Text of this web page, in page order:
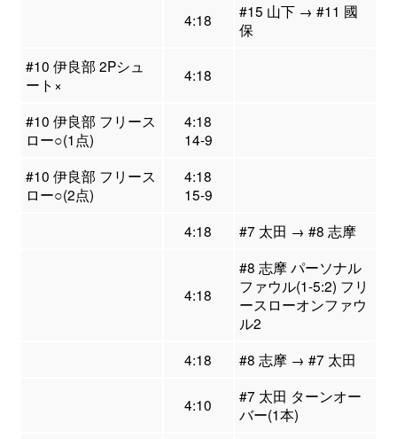
4:18
#15 山下 → #11 國
保
#10 伊良部 2Pシュ
ート×
4:18
#10 伊良部 フリース
ロー○(1点)
4:18
14-9
#10 伊良部 フリース
ロー○(2点)
4:18
15-9
4:18
#7 太田 → #8 志摩
4:18
#8 志摩 パーソナル
ファウル(1-5:2) フリ
ースローオンファウ
ル2
4:18
#8 志摩 → #7 太田
4:10
#7 太田 ターンオー
バー(1本)